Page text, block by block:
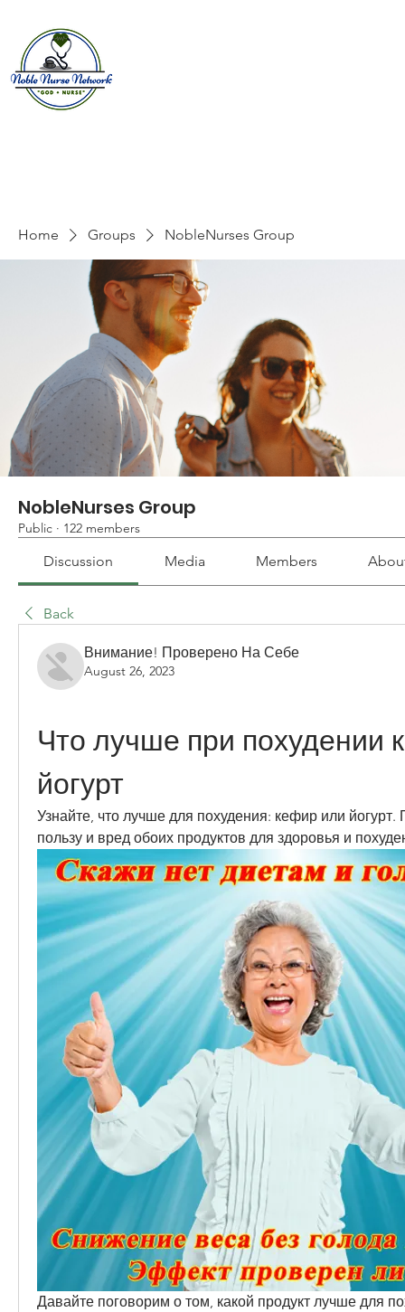
Home Groups NobleNurses Group
NobleNurses Group
Public · 122 members
Discussion Media Members
Back
Внимание! Проверено На Себе
August 26, 2023
Что лучше при похудении
йогурт
Узнайте, что лучше для похудения: кефир или йогурт.
пользу и вред обоих продуктов для здоровья и
Давайте поговорим о том, какой продукт лучше для